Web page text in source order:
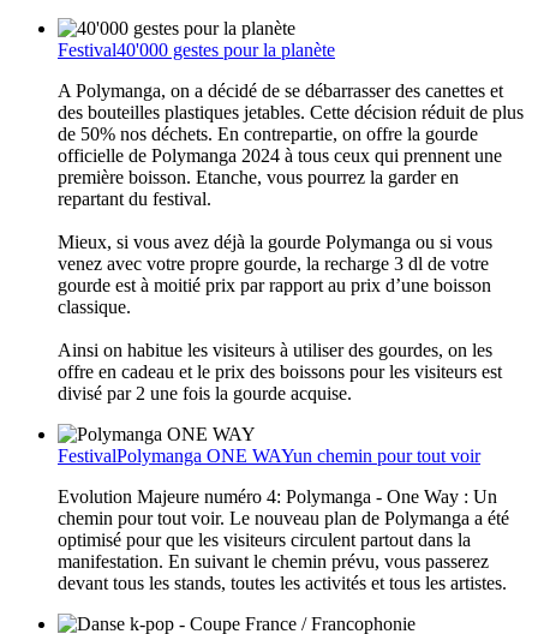
Festival40'000 gestes pour la planète
A Polymanga, on a décidé de se débarrasser des canettes et
des bouteilles plastiques jetables. Cette décision réduit de plus
de 50% nos déchets. En contrepartie, on offre la gourde
officielle de Polymanga 2024 à tous ceux qui prennent une
première boisson. Etanche, vous pourrez la garder en
repartant du festival.
Mieux, si vous avez déjà la gourde Polymanga ou si vous
venez avec votre propre gourde, la recharge 3 dl de votre
gourde est à moitié prix par rapport au prix d’une boisson
classique.
Ainsi on habitue les visiteurs à utiliser des gourdes, on les
offre en cadeau et le prix des boissons pour les visiteurs est
divisé par 2 une fois la gourde acquise.
FestivalPolymanga ONE WAYun chemin pour tout voir
Evolution Majeure numéro 4: Polymanga - One Way : Un
chemin pour tout voir. Le nouveau plan de Polymanga a été
optimisé pour que les visiteurs circulent partout dans la
manifestation. En suivant le chemin prévu, vous passerez
devant tous les stands, toutes les activités et tous les artistes.